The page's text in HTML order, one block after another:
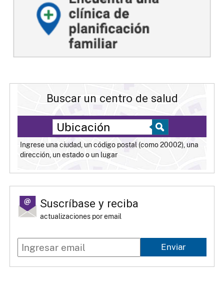
Buscar un centro de salud
Ingrese una ciudad, un código postal (como 20002), una
dirección, un estado o un lugar
Suscríbase y reciba
actualizaciones por email
Enviar